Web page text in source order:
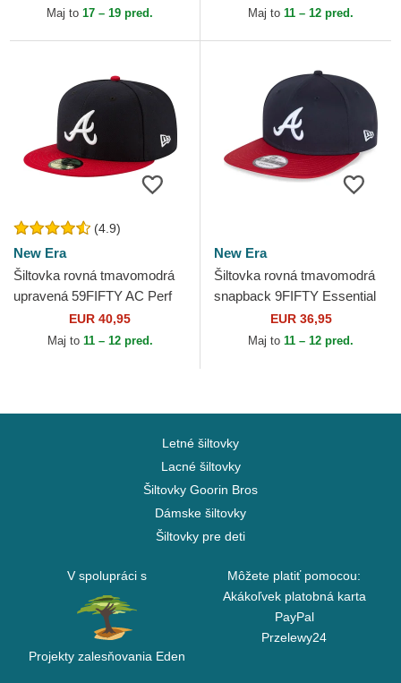
Maj to 17 – 19 pred.
Atlanta Braves MLB New Era
Maj to 11 – 12 pred.
(4.9)
New Era
Šiltovka rovná tmavomodrá
upravená 59FIFTY AC Perf
Atlanta Braves MLB New Era
EUR 40,95
Maj to 11 – 12 pred.
New Era
Šiltovka rovná tmavomodrá
snapback 9FIFTY Essential
Atlanta Braves MLB New Era
EUR 36,95
Maj to 11 – 12 pred.
Letné šiltovky
Lacné šiltovky
Šiltovky Goorin Bros
Dámske šiltovky
Šiltovky pre deti
V spolupráci s
Projekty zalesňovania Eden
Môžete platiť pomocou:
Akákoľvek platobná karta
PayPal
Przelewy24